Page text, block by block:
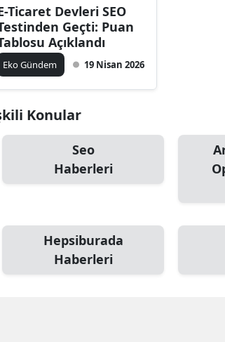
Ticaret Devleri SEO
Geçti: Puan
Açıklandı
Eko Gündem 19 Nisan 2026
Konular
Seo
Haberleri
Hepsiburada
Haberleri